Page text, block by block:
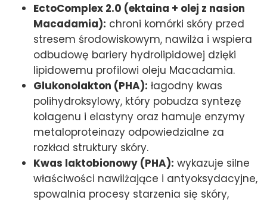
EctoComplex 2.0 (ektaina + olej z nasion
Macadamia): chroni komórki skóry przed
stresem środowiskowym, nawilża i wspiera
odbudowę bariery hydrolipidowej dzięki
lipidowemu profilowi oleju Macadamia.
Glukonolakton (PHA): łagodny kwas
polihydroksylowy, który pobudza syntezę
kolagenu i elastyny oraz hamuje enzymy
metaloproteinazy odpowiedzialne za
rozkład struktury skóry.
Kwas laktobionowy (PHA): wykazuje silne
właściwości nawilżające i antyoksydacyjne,
spowalnia procesy starzenia się skóry,